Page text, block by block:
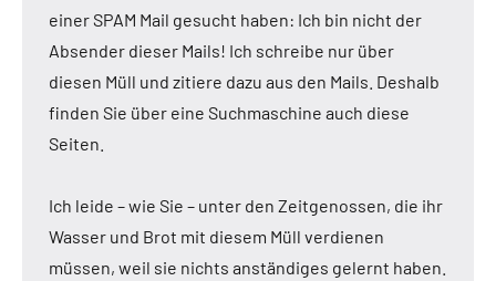
einer SPAM Mail gesucht haben: Ich bin nicht der
Absender dieser Mails! Ich schreibe nur über
diesen Müll und zitiere dazu aus den Mails. Deshalb
finden Sie über eine Suchmaschine auch diese
Seiten.
Ich leide – wie Sie – unter den Zeitgenossen, die ihr
Wasser und Brot mit diesem Müll verdienen
müssen, weil sie nichts anständiges gelernt haben.